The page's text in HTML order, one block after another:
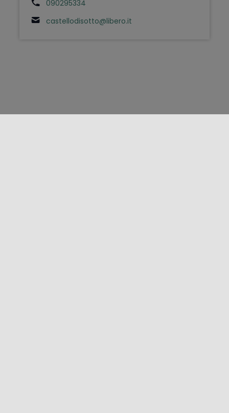
090295334
castellodisotto@libero.it